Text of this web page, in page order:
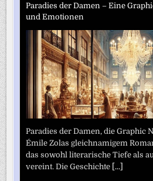
Paradies der Damen – Eine
und Emotionen
Paradies der Damen, die Graphic
Émile Zolas gleichnamigem
das sowohl literarische Tiefe als
vereint. Die Geschichte [...]